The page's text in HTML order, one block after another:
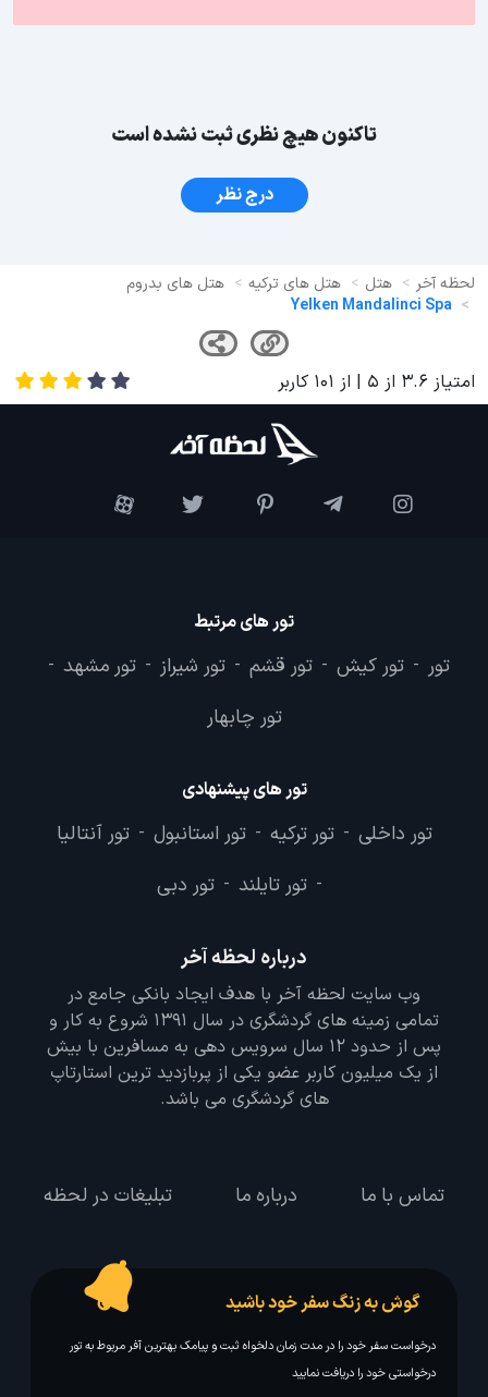
تاکنون هیچ نظری ثبت نشده است
درج نظر
لحظه آخر هتل هتل های ترکیه
هتل های بدروم
Yelken Mandalinci Spa
امتیاز 3.6 از 5 | از 101 کاربر
تور های مرتبط
تور - تور کیش - تور قشم - تور شیراز - تور مشهد -
تور چابهار
تور های پیشنهادی
تور داخلی - تور ترکیه - تور استانبول - تور آنتالیا
- تور تایلند - تور دبی
درباره لحظه آخر
وب سایت لحظه آخر با هدف ایجاد بانکی جامع در
تمامی زمینه های گردشگری در سال 1391 شروع به کار و
پس از حدود 12 سال سرویس دهی به مسافرین با بیش
از یک میلیون کاربر عضو یکی از پربازدید ترین استارتاپ
های گردشگری می باشد.
تماس با ما درباره ما تبلیغات در لحظه
گوش به زنگ سفر خود باشید
درخواست سفر خود را در مدت زمان دلخواه ثبت و پیامک بهترین آفر مربوط به تور
درخواستی خود را دریافت نمایید